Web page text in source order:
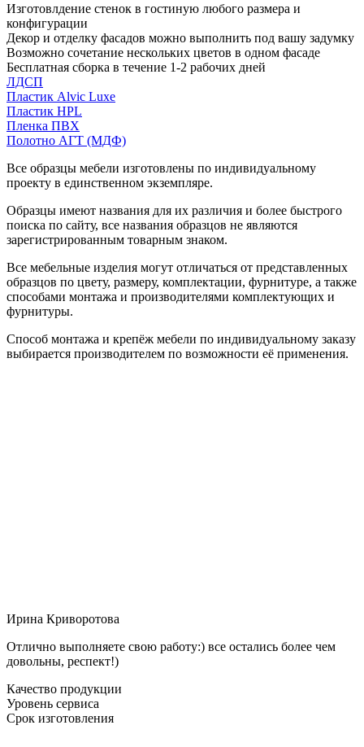
Изготовлдение стенок в гостиную любого размера и
конфигурации
Декор и отделку фасадов можно выполнить под вашу задумку
Возможно сочетание нескольких цветов в одном фасаде
Бесплатная сборка в течение 1-2 рабочих дней
ЛДСП
Пластик Alvic Luxe
Пластик HPL
Пленка ПВХ
Полотно АГТ (МДФ)
Все образцы мебели изготовлены по индивидуальному
проекту в единственном экземпляре.
Образцы имеют названия для их различия и более быстрого
поиска по сайту, все названия образцов не являются
зарегистрированным товарным знаком.
Все мебельные изделия могут отличаться от представленных
образцов по цвету, размеру, комплектации, фурнитуре, а также
способами монтажа и производителями комплектующих и
фурнитуры.
Способ монтажа и крепёж мебели по индивидуальному заказу
выбирается производителем по возможности её применения.
Ирина Криворотова
Отлично выполняете свою работу:) все остались более чем
довольны, респект!)
Качество продукции
Уровень сервиса
Срок изготовления